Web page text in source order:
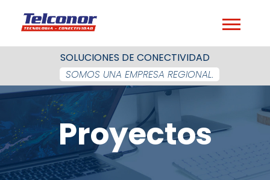
SOLUCIONES DE CONECTIVIDAD
SOMOS UNA EMPRESA REGIONAL.
Proyectos